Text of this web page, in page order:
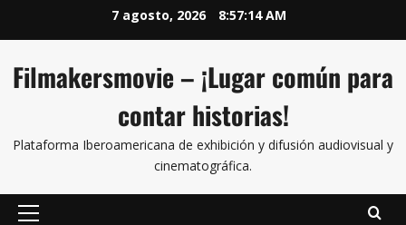
7 agosto, 2026 8:57:15 AM
Filmakersmovie – ¡Lugar común para
contar historias!
Plataforma Iberoamericana de exhibición y difusión audiovisual y
cinematográfica.